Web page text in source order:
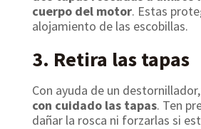
cuerpo del motor. Estas
alojamiento de las escobillas.
3. Retira las tapas
Con ayuda de un destornillador,
con cuidado las tapas. Ten
dañar la rosca ni forzarlas si